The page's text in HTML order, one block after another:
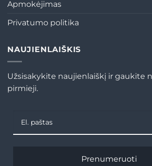
Apmokėjimas
Privatumo politika
NAUJIENLAIŠKIS
Užsisakykite naujienlaiškį ir gaukite
pirmieji.
Prenumeruoti